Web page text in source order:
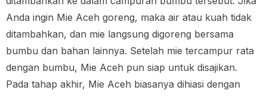
Anda ingin Mie Aceh goreng, maka air atau kuah tidak
ditambahkan, dan mie langsung digoreng bersama
bumbu dan bahan lainnya. Setelah mie tercampur rata
dengan bumbu, Mie Aceh pun siap untuk disajikan.
Pada tahap akhir, Mie Aceh biasanya dihiasi dengan